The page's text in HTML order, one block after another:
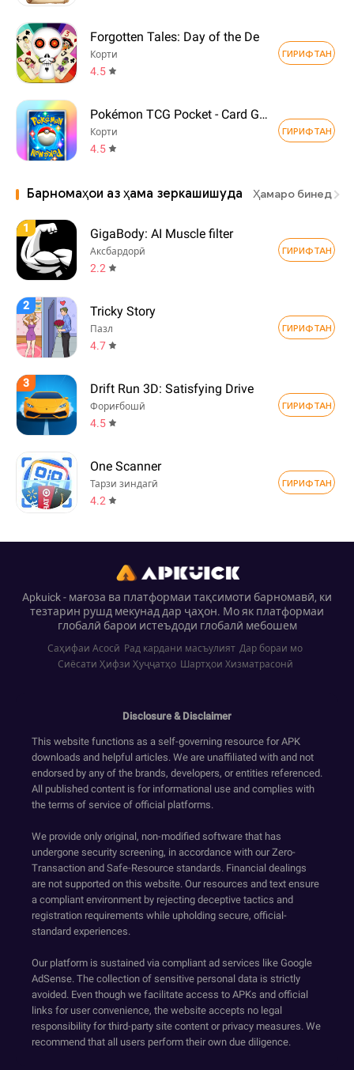
Forgotten Tales: Day of the De
Корти
4.5
ГИРИФТАН
Pokémon TCG Pocket - Card Game
Корти
4.5
ГИРИФТАН
Барномаҳои аз ҳама зеркашишуда Ҳамаро бинед
1 GigaBody: AI Muscle filter
Аксбардорӣ
2.2
ГИРИФТАН
2 Tricky Story
Пазл
4.7
ГИРИФТАН
3 Drift Run 3D: Satisfying Drive
Фориғбошӣ
4.5
ГИРИФТАН
One Scanner
Тарзи зиндагӣ
4.2
ГИРИФТАН
Apkuick - мағоза ва платформаи тақсимоти барномавӣ, ки
тезтарин рушд мекунад дар ҷаҳон. Мо як платформаи
глобалӣ барои истеъдоди глобалӣ мебошем
Саҳифаи Асосӣ Рад кардани масъулият Дар бораи мо
Сиёсати Ҳифзи Ҳуҷҷатҳо Шартҳои Хизматрасонӣ
Disclosure & Disclaimer
This website functions as a self-governing resource for APK
downloads and helpful articles. We are unaffiliated with and not
endorsed by any of the brands, developers, or entities referenced.
All published content is for informational use and complies with
the terms of service of official platforms.
We provide only original, non-modified software that has
undergone security screening, in accordance with our Zero-
Transaction and Safe-Resource standards. Financial dealings
are not supported on this website. Our resources and text ensure
a compliant environment by rejecting deceptive tactics and
registration requirements while upholding secure, official-
standard experiences.
Our platform is sustained via compliant ad services like Google
AdSense. The collection of sensitive personal data is strictly
avoided. Even though we facilitate access to APKs and official
links for user convenience, the website accepts no legal
responsibility for third-party site content or privacy measures. We
recommend that all users perform their own due diligence.